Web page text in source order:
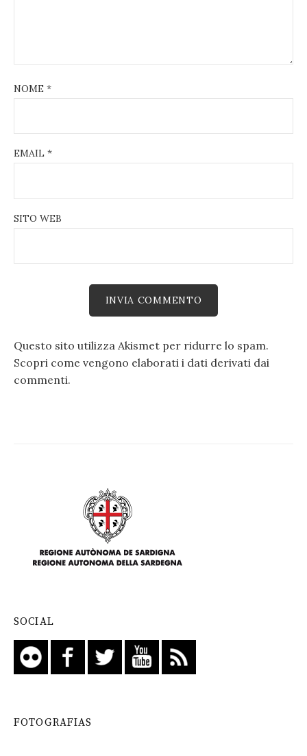
NOME *
EMAIL *
SITO WEB
Questo sito utilizza Akismet per ridurre lo spam.
Scopri come vengono elaborati i dati derivati dai
commenti.
SOCIAL
FOTOGRAFIAS